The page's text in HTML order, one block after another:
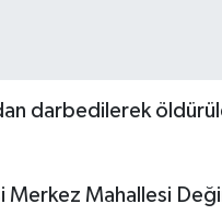
darbedilerek
Merkez Mahallesi